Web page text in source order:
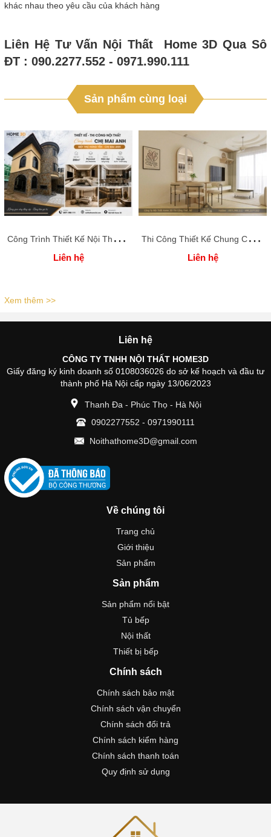
khác nhau theo yêu cầu của khách hàng
Liên Hệ Tư Vấn Nội Thất Home 3D Qua Sô
ĐT : 090.2277.552 - 0971.990.111
Sản phẩm cùng loại
C
ông Trình Thiết Kế Nội Thất Full Căn BT44KĐT Sơn Nam Plaza, tỉnh Hưng Yên 250M2
Liên hệ
T
hi Công Thiết Kế Chung Cư OCEAN PARK 3 Phòng Ngủ - Anh Trung - Nội Thất Home 3D Thi Công Thiết Kế
Liên hệ
Xem thêm >>
Liên hệ
CÔNG TY TNHH NỘI THẤT HOME3D
Giấy đăng ký kinh doanh số 0108036026 do sở kế hoạch và đầu tư
thành phố Hà Nội cấp ngày 13/06/2023
Thanh Đa - Phúc Thọ - Hà Nội
0902277552 - 0971990111
Noithathome3D@gmail.com
Về chúng tôi
Trang chủ
Giới thiệu
Sản phẩm
Sản phẩm
Sản phẩm nổi bật
Tủ bếp
Nội thất
Thiết bị bếp
Chính sách
Chính sách bảo mật
Chính sách vận chuyển
Chính sách đổi trả
Chính sách kiểm hàng
Chính sách thanh toán
Quy định sử dụng